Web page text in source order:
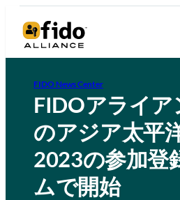
FIDO News Center
FIDOアライア
のアジア太平
2023の参加登
ムで開始